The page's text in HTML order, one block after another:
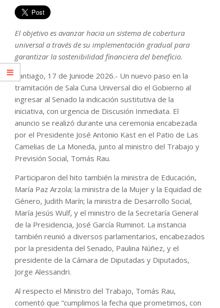
El objetivo es avanzar hacia un sistema de cobertura
universal a través de su implementación gradual para
garantizar la sostenibilidad financiera del beneficio.
Santiago, 17 de Juniode 2026.- Un nuevo paso en la
tramitación de Sala Cuna Universal dio el Gobierno al
ingresar al Senado la indicación sustitutiva de la
iniciativa, con urgencia de Discusión Inmediata. El
anuncio se realizó durante una ceremonia encabezada
por el Presidente José Antonio Kast en el Patio de Las
Camelias de La Moneda, junto al ministro del Trabajo y
Previsión Social, Tomás Rau.
Participaron del hito también la ministra de Educación,
María Paz Arzola; la ministra de la Mujer y la Equidad de
Género, Judith Marín; la ministra de Desarrollo Social,
María Jesús Wulf, y el ministro de la Secretaría General
de la Presidencia, José García Ruminot. La instancia
también reunió a diversos parlamentarios, encabezados
por la presidenta del Senado, Paulina Núñez, y el
presidente de la Cámara de Diputadas y Diputados,
Jorge Alessandri.
Al respecto el Ministro del Trabajo, Tomás Rau,
comentó que “cumplimos la fecha que prometimos, con